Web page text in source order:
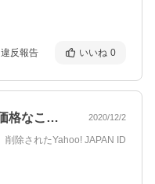
違反報告 いいね 0
マグロが大好きなのでお手頃価格なことも… 2020/12/2
削除されたYahoo! JAPAN ID